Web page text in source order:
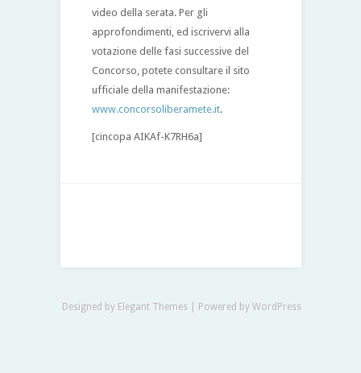
video della serata. Per gli
approfondimenti, ed iscrivervi alla
votazione delle fasi successive del
Concorso, potete consultare il sito
ufficiale della manifestazione:
www.concorsoliberamete.it.
[cincopa AIKAf-K7RH6a]
Designed by Elegant Themes| Powered by WordPress